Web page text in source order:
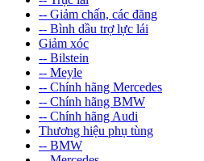
-- Giảm chấn, các đăng
-- Bình dầu trợ lực lái
Giảm xóc
-- Bilstein
-- Meyle
-- Chính hãng Mercedes
-- Chính hãng BMW
-- Chính hãng Audi
Thương hiệu phụ tùng
-- BMW